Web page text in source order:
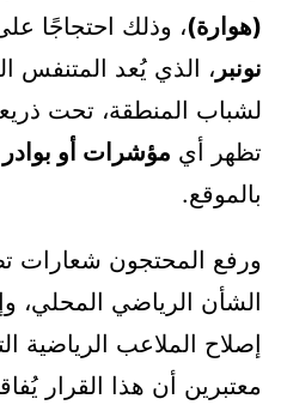
(هوارة)، وذلك احتجاجًا
نونبر ، الذي يُعد المتنفس
لشباب المنطقة، تحت
تظهر أي مؤشرات أو بوادر
بالموقع.
ورفع المحتجون شعارات
الشأن الرياضي المحلي،
إصلاح الملاعب الرياضية
معتبرين أن هذا القرار